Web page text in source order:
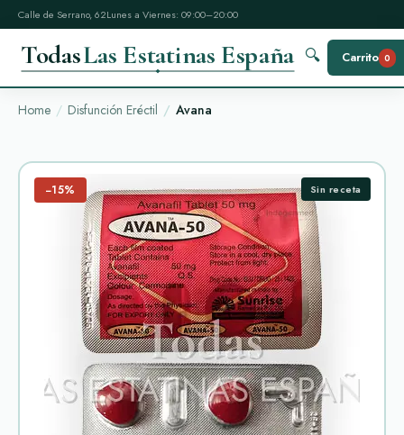
Calle de Serrano, 62Lunes a Viernes: 09:00–20:00
TodasLas Estatinas España 🔍 Carrito 0
Home Disfunción Eréctil Avana
−15% Sin receta